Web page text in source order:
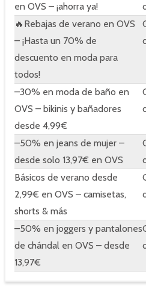
en OVS – ¡ahorra ya!
🔥Rebajas de verano en OVS
– ¡Hasta un 70% de
descuento en moda para
todos!
–30% en moda de baño en
OVS – bikinis y bañadores
desde 4,99€
–50% en jeans de mujer –
desde solo 13,97€ en OVS
Básicos de verano desde
2,99€ en OVS – camisetas,
shorts & más
–50% en joggers y pantalones
de chándal en OVS – desde
13,97€